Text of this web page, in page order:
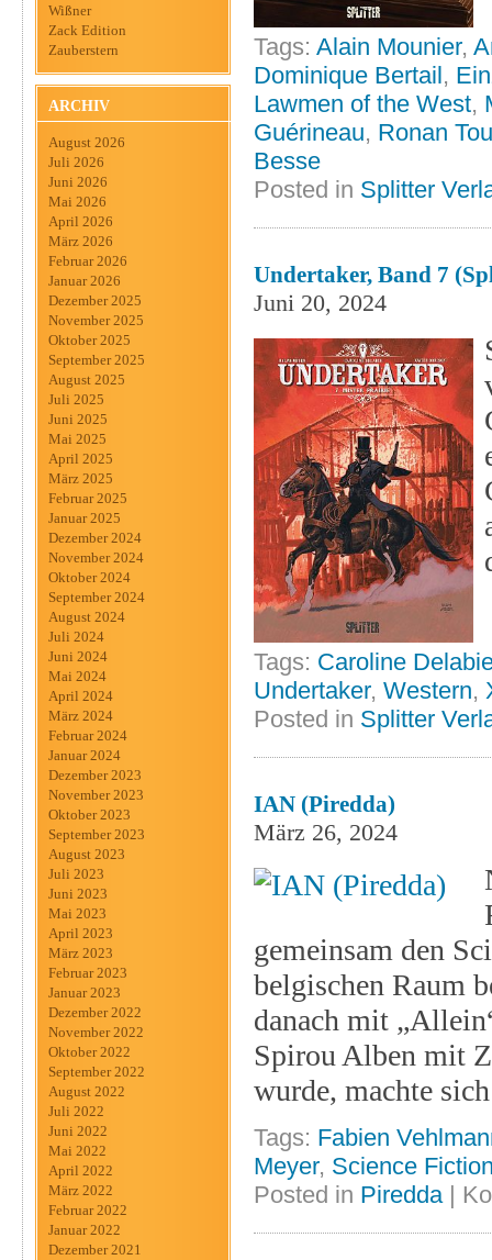
Wißner
Zack Edition
Zauberstern
ARCHIV
August 2026
Juli 2026
Juni 2026
Mai 2026
April 2026
März 2026
Februar 2026
Januar 2026
Dezember 2025
November 2025
Oktober 2025
September 2025
August 2025
Juli 2025
Juni 2025
Mai 2025
April 2025
März 2025
Februar 2025
Januar 2025
Dezember 2024
November 2024
Oktober 2024
September 2024
August 2024
Juli 2024
Juni 2024
Mai 2024
April 2024
März 2024
Februar 2024
Januar 2024
Dezember 2023
November 2023
Oktober 2023
September 2023
August 2023
Juli 2023
Juni 2023
Mai 2023
April 2023
März 2023
Februar 2023
Januar 2023
Dezember 2022
November 2022
Oktober 2022
September 2022
August 2022
Juli 2022
Juni 2022
Mai 2022
April 2022
März 2022
Februar 2022
Januar 2022
Dezember 2021
Tags: Alain Mounier,
Dominique Bertail,
Lawmen of the West,
Guérineau, Ronan
Besse
Posted in Splitter
Undertaker, Band 7
Juni 20, 2024
Tags: Caroline
Undertaker, Western,
Posted in Splitter
IAN (Piredda)
März 26, 2024
gemeinsam den
belgischen Raum
danach mit
Spirou Alben mit
wurde, machte
Tags: Fabien
Meyer, Science
Posted in Piredda|